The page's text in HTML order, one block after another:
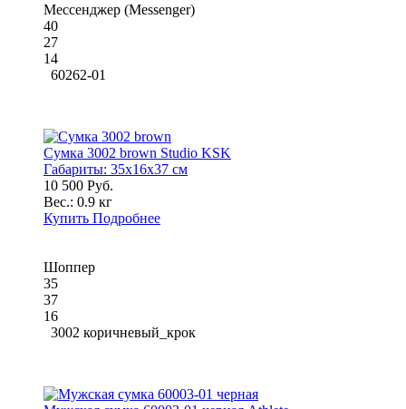
Мессенджер (Messenger)
40
27
14
60262-01
Сумка 3002 brown Studio KSK
Габариты: 35x16x37 см
10 500 Руб.
Вес.: 0.9 кг
Купить Подробнее
Шоппер
35
37
16
3002 коричневый_крок